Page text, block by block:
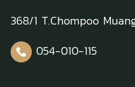
368/1 T.Chompoo
054-010-115